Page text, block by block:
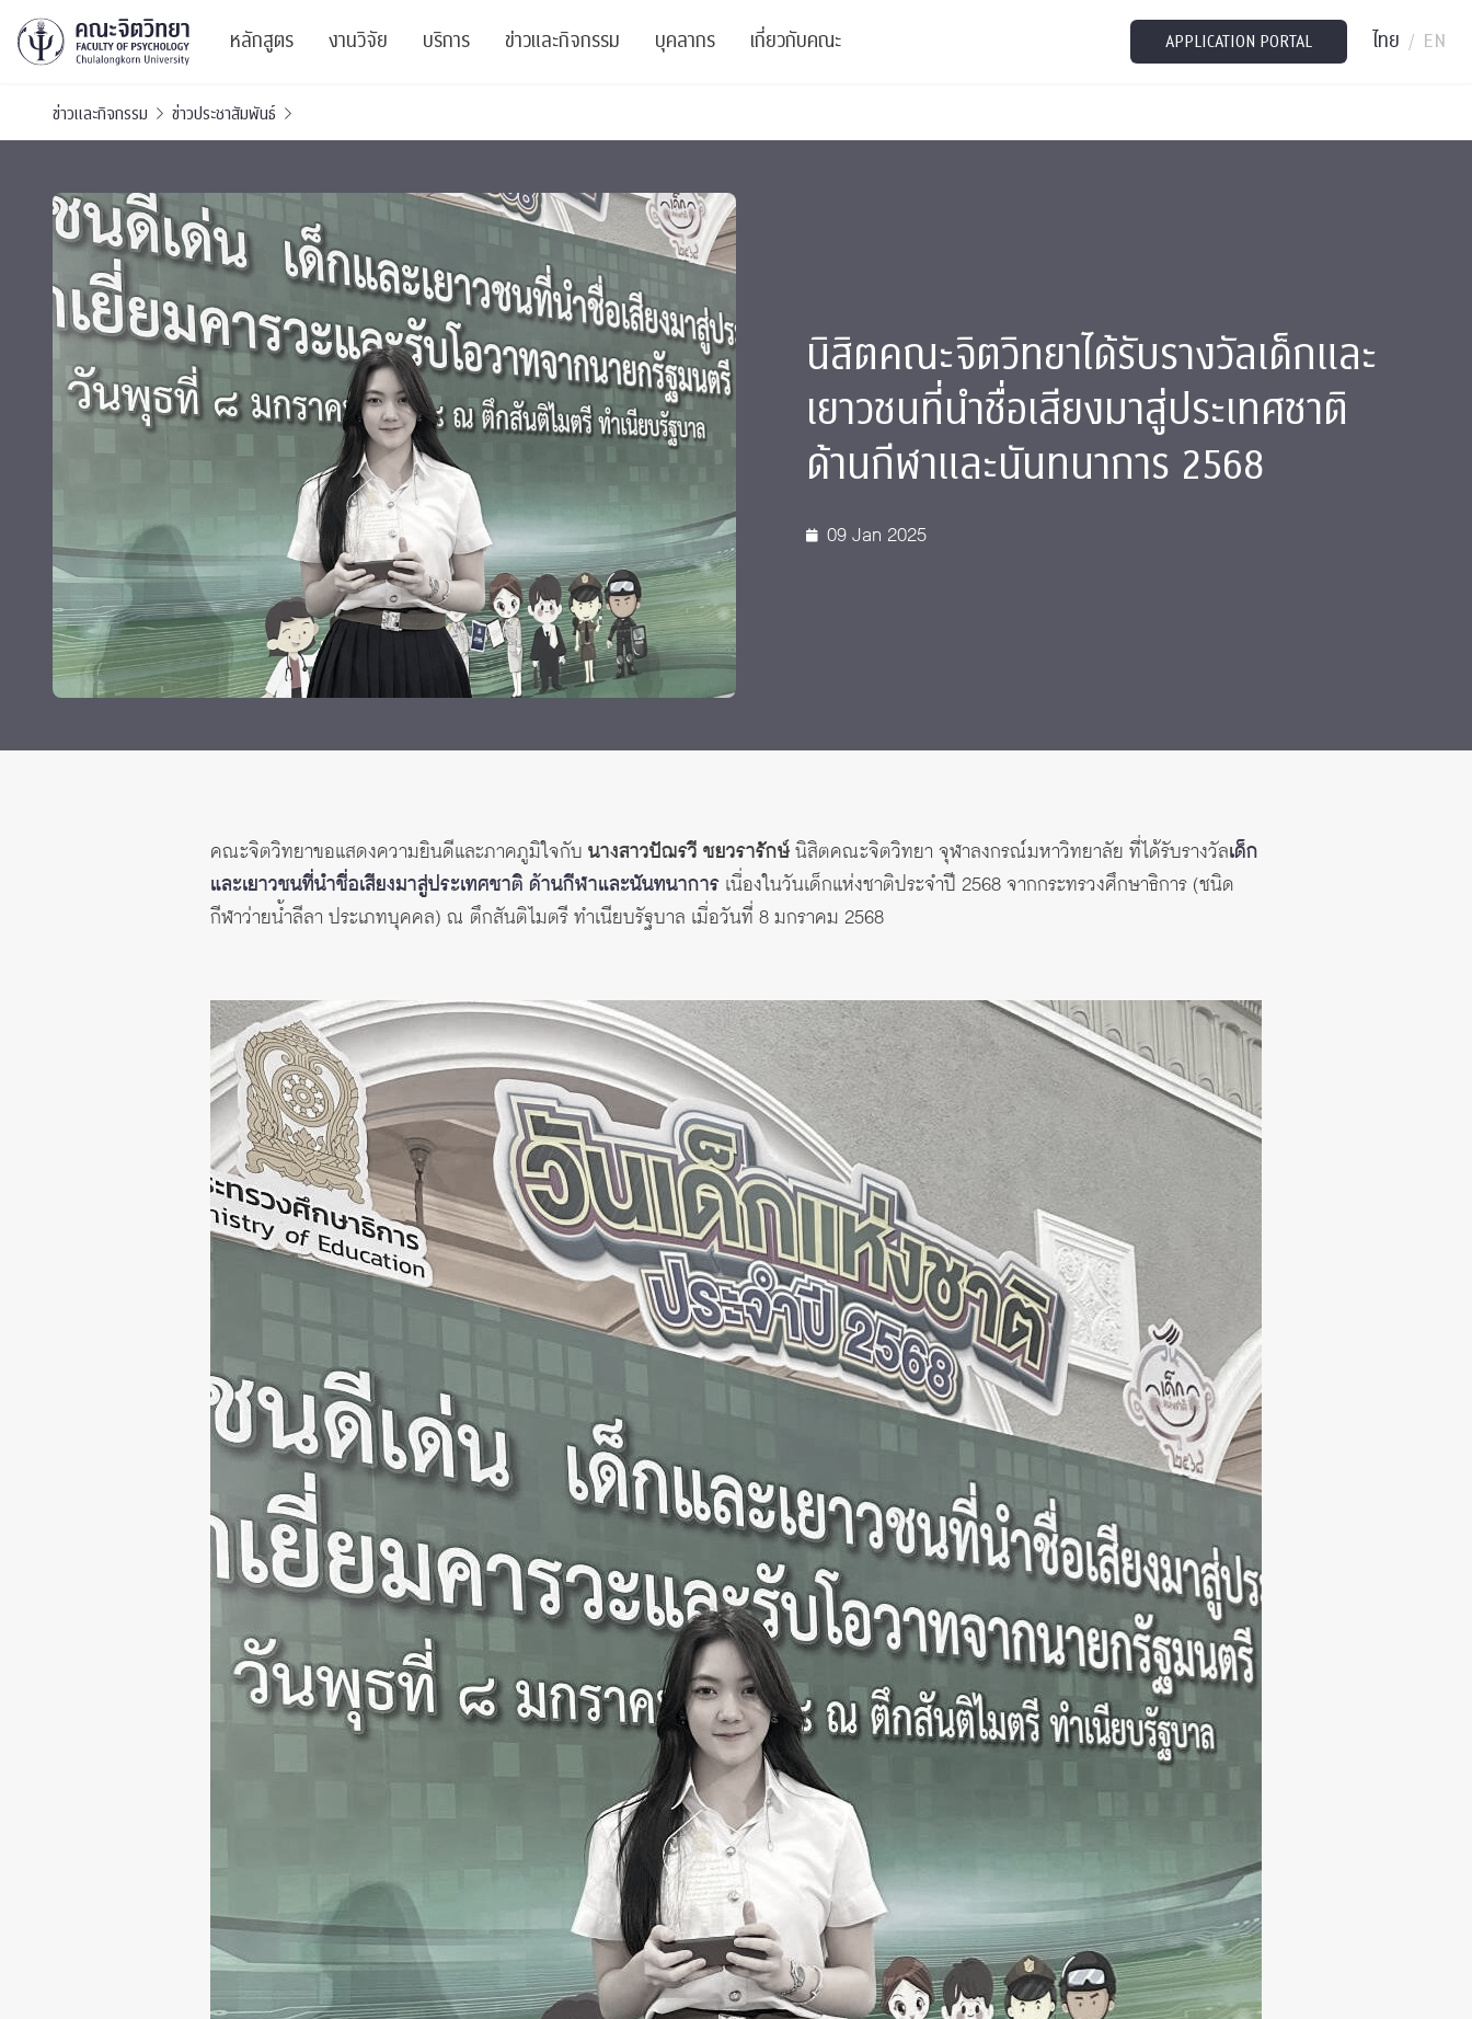
หลักสูตร
ปริญญาบัณฑิต
หลักสูตรปริญญาตรี
บัณฑิตศึกษา
หลักสูตรปริญญาโทและ
ปริญญาเอก
นิสิตปัจจุบัน
งานวิจัย
ทรัพยากรและสิ่งสนับสนุน
ผลงานตีพิมพ์
งานประชุมวิชาการ
งานประชุมวิชาการระดับนานาชาติ
TICP 2023
SSBW Activities
ทุนและรางวัล
บริการ
บริการวิชาการ
PSY Stats Clinic
ศูนย์สุขภาวะทางจิต
ศูนย์จิตวิทยาเพื่อประสิทธิภาพองค์กร
Life Di
CU Radio
ข่าวและกิจกรรม
ข่าวประชาสัมพันธ์
เสวนาและบรรยายพิเศษ
โครงการอบรม
ตำแหน่งงาน
บุคลากร
เจ้าหน้าที่
นักวิจัยหลังปริญญาเอก
ผู้บริหาร
เกี่ยวกับคณะ
รายงานประจำปี
ติดต่อเรา
Intranet
APPLICATION PORTAL ไทย / EN
ข่าวและกิจกรรม ข่าวประชาสัมพันธ์
นิสิตคณะจิตวิทยาได้รับรางวัลเด็กและ
เยาวชนที่นำชื่อเสียงมาสู่ประเทศชาติ
ด้านกีฬาและนันทนาการ 2568
09 Jan 2025
คณะจิตวิทยาขอแสดงความยินดีและภาคภูมิใจกับ นางสาวปัฌรวี ชยวรารักษ์นิสิตคณะจิตวิทยา จุฬาลงกรณ์มหาวิทยาลัย ที่ได้รับรางวัลเด็ก
และเยาวชนที่นำชื่อเสียงมาสู่ประเทศชาติ ด้านกีฬาและนันทนาการ เนื่องในวันเด็กแห่งชาติประจำปี 2568 จากกระทรวงศึกษาธิการ (ชนิด
กีฬาว่ายน้ำลีลา ประเภทบุคคล) ณ ตึกสันติไมตรี ทำเนียบรัฐบาล เมื่อวันที่ 8 มกราคม 2568